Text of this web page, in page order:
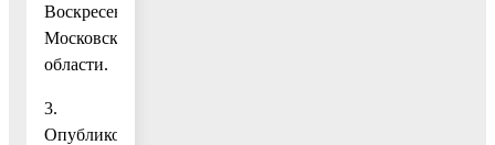
Воскресенску
Московской
области.
3.
Опубликовать